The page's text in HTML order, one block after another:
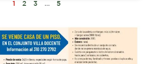
1 2 3 … 5